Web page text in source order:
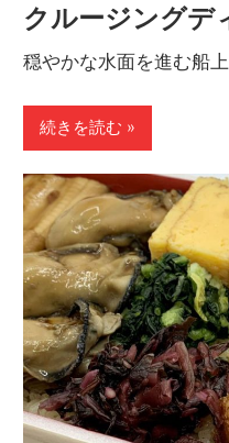
クルージングデ
穏やかな水面を進む船
続きを読む